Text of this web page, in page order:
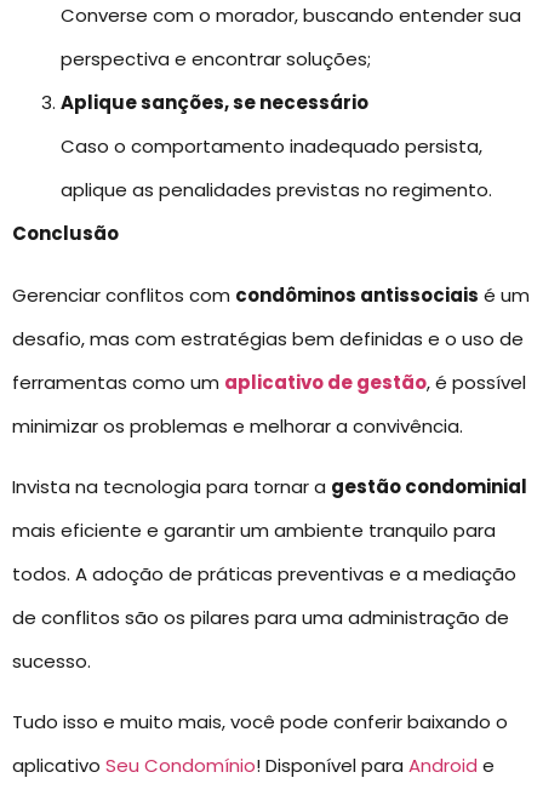
Converse com o morador, buscando entender sua
perspectiva e encontrar soluções;
Aplique sanções, se necessário
Caso o comportamento inadequado persista,
aplique as penalidades previstas no regimento.
Conclusão
Gerenciar conflitos com condôminos antissociais é um
desafio, mas com estratégias bem definidas e o uso de
ferramentas como um aplicativo de gestão, é possível
minimizar os problemas e melhorar a convivência.
Invista na tecnologia para tornar a gestão condominial
mais eficiente e garantir um ambiente tranquilo para
todos. A adoção de práticas preventivas e a mediação
de conflitos são os pilares para uma administração de
sucesso.
Tudo isso e muito mais, você pode conferir baixando o
aplicativo Seu Condomínio! Disponível para Android e